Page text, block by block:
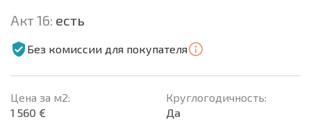
Акт 16: есть
Без комиссии для покупателя
Цена за м2:
1 560 €
Круглогодичность:
Да